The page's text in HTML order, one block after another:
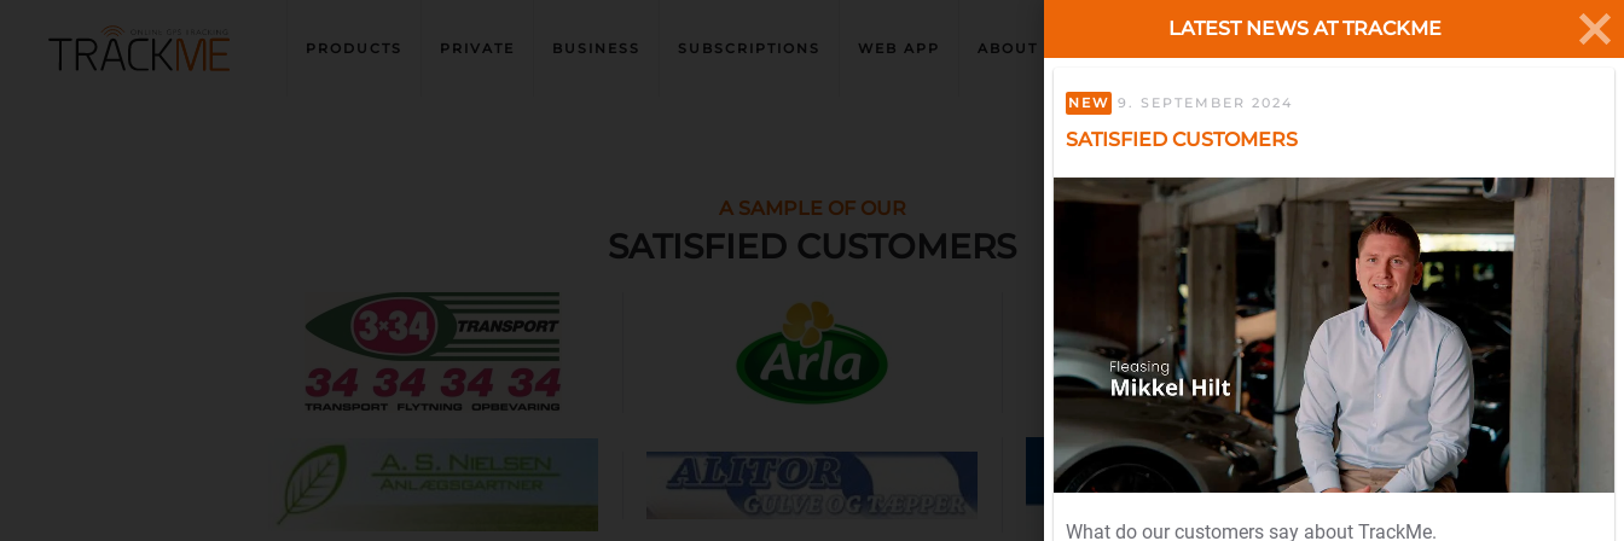
Skip to main content PRODUCTS PRIVATE BUSINESS SUBSCRIPTIONS WEB APP ABOUT US
A SAMPLE OF OUR
SATISFIED CUSTOMERS
LATEST NEWS AT TRACKME
NEW 9. SEPTEMBER 2024
SATISFIED CUSTOMERS
What do our customers say about TrackMe.